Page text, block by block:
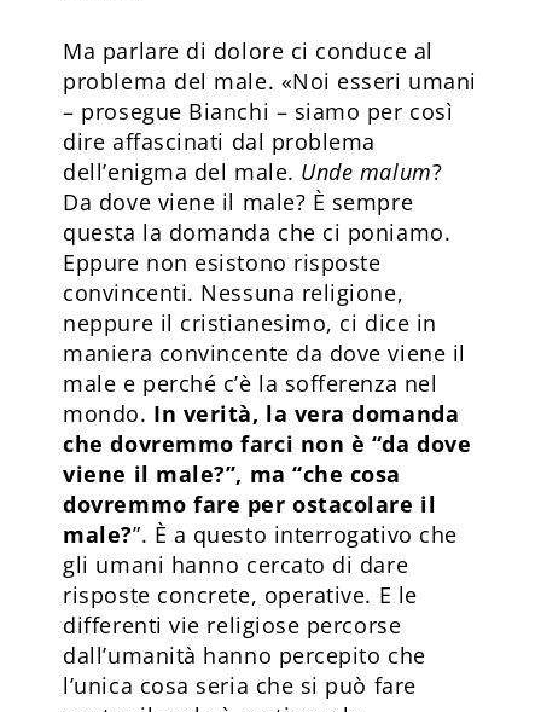
Ma parlare di dolore ci conduce al
problema del male. «Noi esseri umani
– prosegue Bianchi – siamo per così
dire affascinati dal problema
dell’enigma del male. Unde malum?
Da dove viene il male? È sempre
questa la domanda che ci poniamo.
Eppure non esistono risposte
convincenti. Nessuna religione,
neppure il cristianesimo, ci dice in
maniera convincente da dove viene il
male e perché c’è la sofferenza nel
mondo. In verità, la vera domanda
che dovremmo farci non è “da dove
viene il male?”, ma “che cosa
dovremmo fare per ostacolare il
male?”. È a questo interrogativo che
gli umani hanno cercato di dare
risposte concrete, operative. E le
differenti vie religiose percorse
dall’umanità hanno percepito che
l’unica cosa seria che si può fare